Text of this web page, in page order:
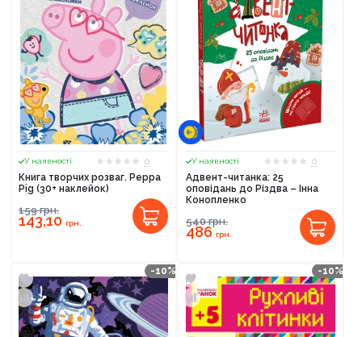
У наявності
0
Книга творчих розваг. Peppa
Pig (30+ наклейок)
159грн.
143,10 грн.
У наявності
0
Адвент-читанка: 25
оповідань до Різдва – Інна
Конопленко
540грн.
486грн.
-10% -10%